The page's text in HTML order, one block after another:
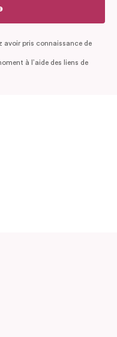
avoir pris connaissance de
à l’aide des liens de